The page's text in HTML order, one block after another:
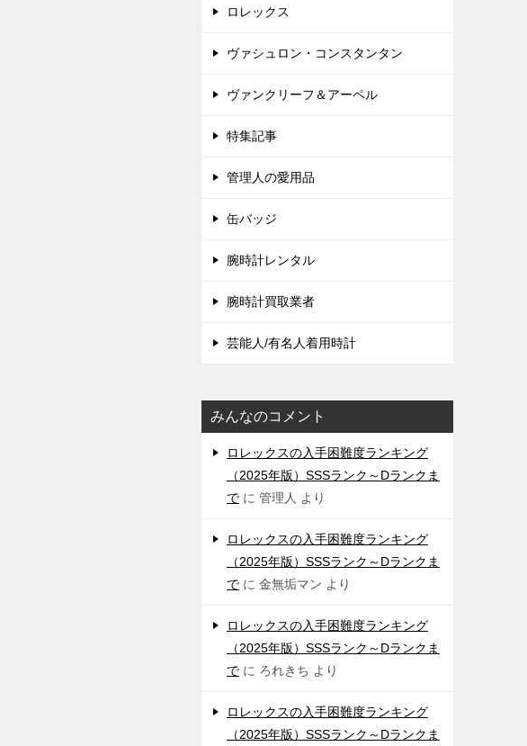
ロレックス
ヴァシュロン・コンスタンタン
ヴァンクリーフ＆アーペル
特集記事
管理人の愛用品
缶バッジ
腕時計レンタル
腕時計買取業者
芸能人/有名人着用時計
みんなのコメント
ロレックスの入手困難度ランキング
（2025年版）SSSランク～Dランクま
で に 管理人 より
ロレックスの入手困難度ランキング
（2025年版）SSSランク～Dランクま
で に 金無垢マン より
ロレックスの入手困難度ランキング
（2025年版）SSSランク～Dランクま
で に ろれきち より
ロレックスの入手困難度ランキング
（2025年版）SSSランク～Dランクま